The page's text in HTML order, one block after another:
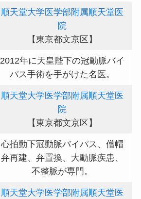
順天堂大学医学部附属順天堂医
院
【東京都文京区】
2012年に天皇陛下の冠動脈バイ
パス手術を手がけた名医。
順天堂大学医学部附属順天堂医
院
【東京都文京区】
心拍動下冠動脈バイパス、僧帽
弁再建、弁置換、大動脈疾患、
不整脈が専門。
順天堂大学医学部附属順天堂医